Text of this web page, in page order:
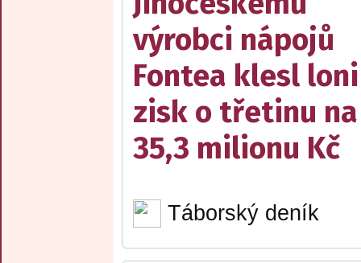
výrobci nápojů
Fontea klesl loni
zisk o třetinu na
35,3 milionu Kč
Táborský deník